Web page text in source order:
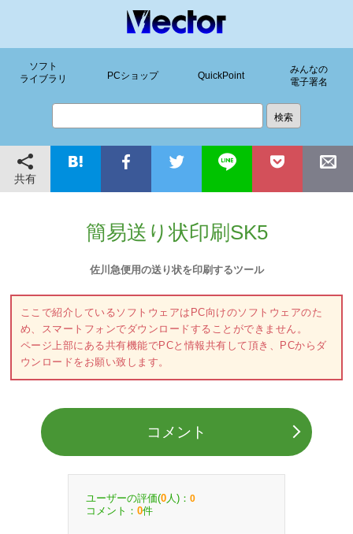
ソフト
ライブラリ
PCショップ QuickPoint
みんなの
電子署名
共有
簡易送り状印刷SK5
佐川急便用の送り状を印刷するツール
ここで紹介しているソフトウェアはPC向けのソフトウェアのた
め、スマートフォンでダウンロードすることができません。
ページ上部にある共有機能でPCと情報共有して頂き、PCからダ
ウンロードをお願い致します。
コメント
ユーザーの評価(0 人)： 0
コメント： 0件